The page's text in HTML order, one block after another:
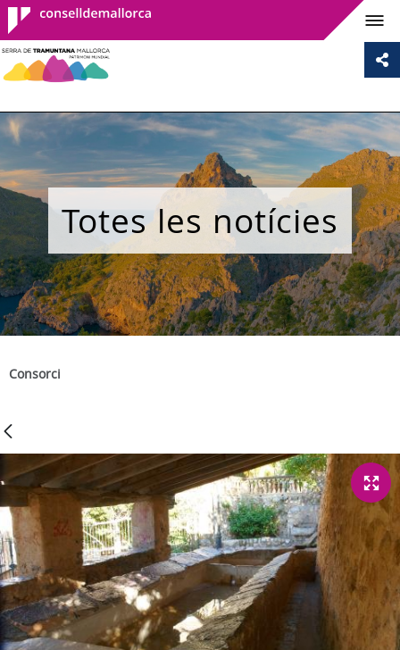
Consell de
Mallorca
Totes les notícies
Consorci